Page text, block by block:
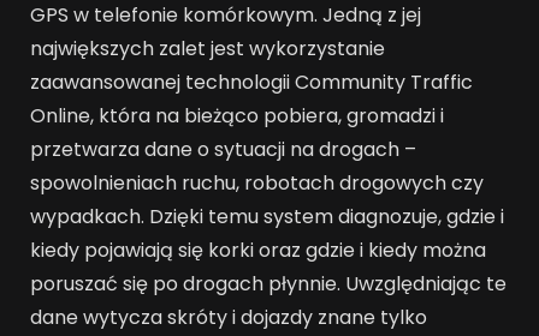
GPS w telefonie komórkowym. Jedną z jej
największych zalet jest wykorzystanie
zaawansowanej technologii Community Traffic
Online, która na bieżąco pobiera, gromadzi i
przetwarza dane o sytuacji na drogach –
spowolnieniach ruchu, robotach drogowych czy
wypadkach. Dzięki temu system diagnozuje, gdzie i
kiedy pojawiają się korki oraz gdzie i kiedy można
poruszać się po drogach płynnie. Uwzględniając te
dane wytycza skróty i dojazdy znane tylko